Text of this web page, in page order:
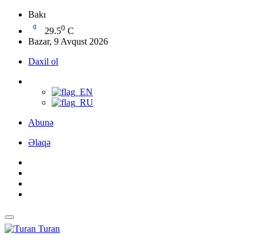
Bakı
29.50 C
Bazar, 9 Avqust 2026
Daxil ol
Abunə
Əlaqə
Turan